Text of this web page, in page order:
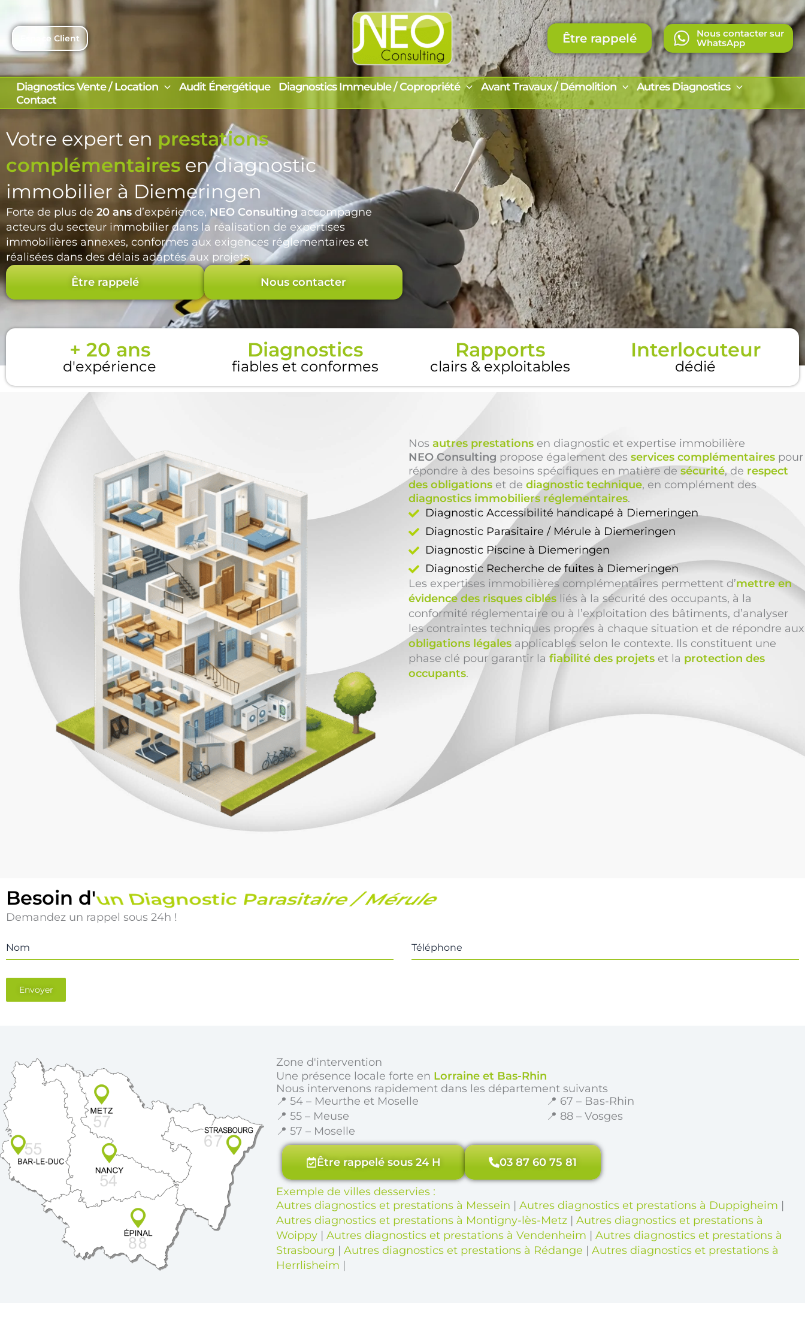
contenuEspace Client Être rappelé
Nous contacter sur
WhatsApp
Diagnostics Vente / Location Audit Énergétique Diagnostics Immeuble / Copropriété Avant Travaux / Démolition
Autres Diagnostics
Contact
Votre expert en prestations
complémentaires en diagnostic
immobilier à Diemeringen
Forte de plus de 20 ans d’expérience, NEO Consultingaccompagne
acteurs du secteur immobilier dans la réalisation de expertises
immobilières annexes, conformes aux exigences réglementaires et
réalisées dans des délais adaptés aux projets.
Être rappelé
Nous contacter
+ 20 ans
d'expérience
Diagnostics
fiables et conformes
Rapports
clairs & exploitables
Interlocuteur
dédié
Nos autres prestations en diagnostic et expertise immobilière
NEO Consulting propose également des services complémentaires pour
répondre à des besoins spécifiques en matière de sécurité, de respect
des obligations et de diagnostic technique, en complément des
diagnostics immobiliers réglementaires.
Diagnostic Accessibilité handicapé à Diemeringen
Diagnostic Parasitaire / Mérule à Diemeringen
Diagnostic Piscine à Diemeringen
Diagnostic Recherche de fuites à Diemeringen
Les expertises immobilières complémentaires permettent d’mettre en
évidence des risques ciblés liés à la sécurité des occupants, à la
conformité réglementaire ou à l’exploitation des bâtiments, d’analyser
les contraintes techniques propres à chaque situation et de répondre aux
obligations légales applicables selon le contexte. Ils constituent une
phase clé pour garantir la fiabilité des projets et la protection des
occupants.
Besoin d'un Diagnostic Piscine
Demandez un rappel sous 24h !
Nom Téléphone
Envoyer
Zone d'intervention
Une présence locale forte en Lorraine et Bas-Rhin
Nous intervenons rapidement dans les département suivants
📍 54 – Meurthe et Moselle
📍 55 – Meuse
📍 57 – Moselle
📍 67 – Bas-Rhin
📍 88 – Vosges
Être rappelé sous 24 H 03 87 60 75 81
Exemple de villes desservies :
Autres diagnostics et prestations à Messein |Autres diagnostics et prestations à Duppigheim |
Autres diagnostics et prestations à Montigny-lès-Metz |Autres diagnostics et prestations à
Woippy |Autres diagnostics et prestations à Vendenheim |Autres diagnostics et prestations à
Strasbourg |Autres diagnostics et prestations à Rédange |Autres diagnostics et prestations à
Herrlisheim |